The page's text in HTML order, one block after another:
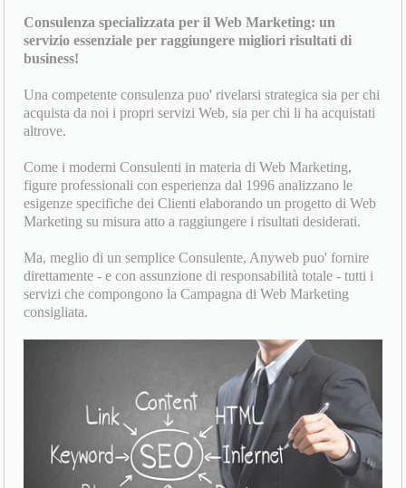
Consulenza specializzata per il Web Marketing: un
servizio essenziale per raggiungere migliori risultati di
business!
Una competente consulenza puo' rivelarsi strategica sia per chi
acquista da noi i propri servizi Web, sia per chi li ha acquistati
altrove.
Come i moderni Consulenti in materia di Web Marketing,
figure professionali con esperienza dal 1996 analizzano le
esigenze specifiche dei Clienti elaborando un progetto di Web
Marketing su misura atto a raggiungere i risultati desiderati.
Ma, meglio di un semplice Consulente, Anyweb puo' fornire
direttamente - e con assunzione di responsabilità totale - tutti i
servizi che compongono la Campagna di Web Marketing
consigliata.